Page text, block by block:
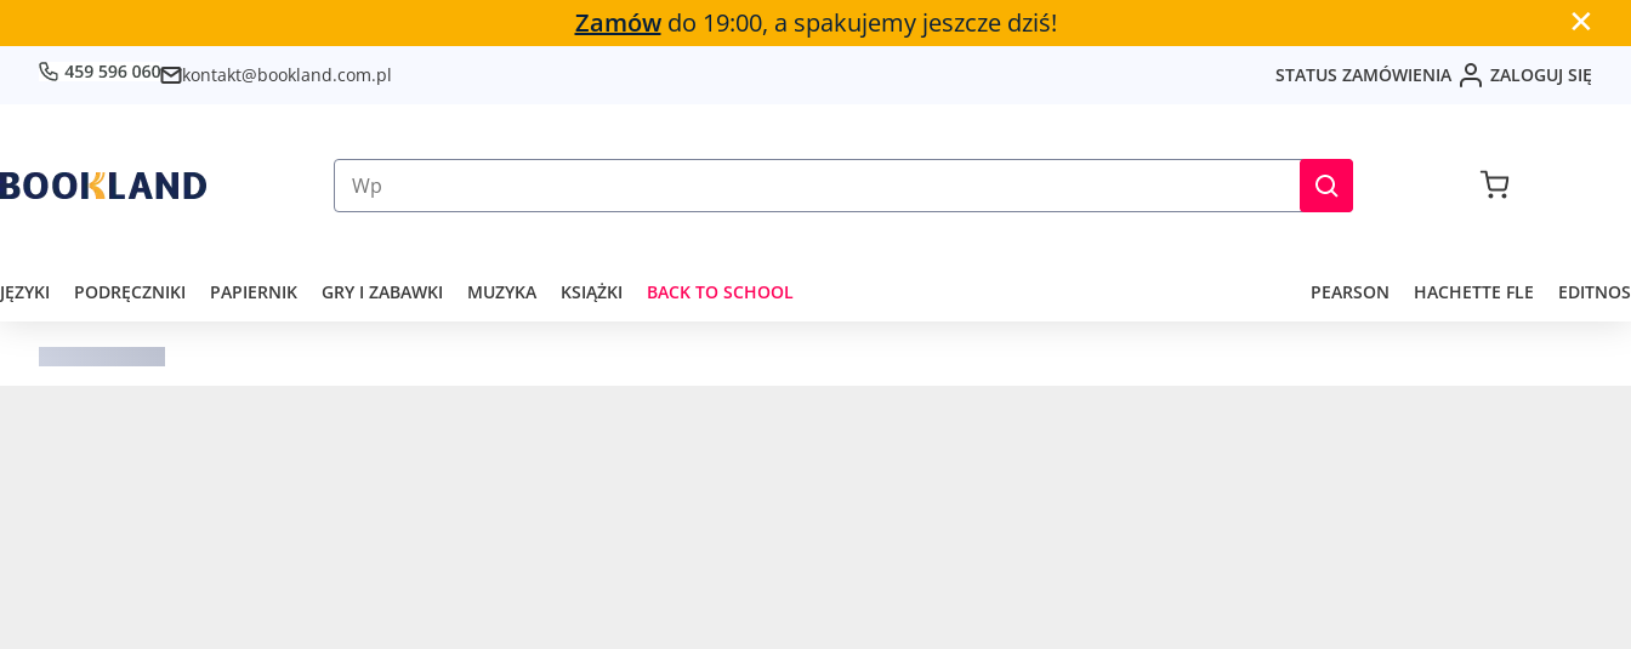
Zamówdo 19:00, a spakujemy jeszcze dziś! ✕
kontakt@bookland.com.pl STATUS ZAMÓWIENIA ZALOGUJ SIĘ
JĘZYKI PODRĘCZNIKI PAPIERNIK GRY I ZABAWKI MUZYKA KSIĄŻKI BACK TO SCHOOL PEARSON HACHETTE FLE EDITNOS